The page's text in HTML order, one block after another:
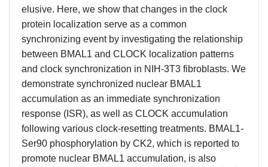
elusive. Here, we show that changes in the clock
protein localization serve as a common
synchronizing event by investigating the relationship
between BMAL1 and CLOCK localization patterns
and clock synchronization in NIH-3T3 fibroblasts. We
demonstrate synchronized nuclear BMAL1
accumulation as an immediate synchronization
response (ISR), as well as CLOCK accumulation
following various clock-resetting treatments. BMAL1-
Ser90 phosphorylation by CK2, which is reported to
promote nuclear BMAL1 accumulation, is also